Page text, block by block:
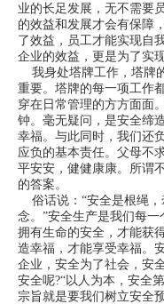
业的长足发展，无不需要
的效益和发展才会有保障
了效益，员工才能实现自
企业的效益，更是为了实
我身处塔牌工作，塔牌
重要。塔牌的每一项工作
穿在日常管理的方方面面
钟。毫无疑问，是安全缔
幸福。与此同时，我们还
应负的基本责任。父母不
平安安，健健康康。所谓
的答案。
俗话说：“安全是根绳，
念。”安全生产是我们每
拥有生命的安全，才能获
造幸福，才能享受幸福。
企业，安全为了社会，安
安全呢?“以人为本，安全
宗旨就是要我们树立安全